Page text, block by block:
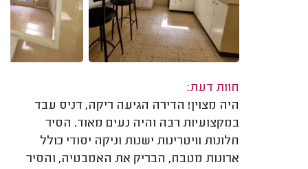
חוות דעת:
היה מצוין! הדירה הגיעה ריקה, דניס עבד
במקצועיות רבה והיה נעים מאוד. הסיר
חלונות וויטרינות ישנות וניקה יסודי כולל
ארונות מטבח, הבריק את האמבטיה, והסיר